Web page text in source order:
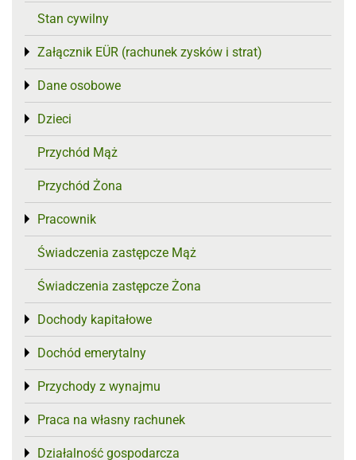
Stan cywilny
Załącznik EÜR (rachunek zysków i strat)
Toggle menu
Dane osobowe
Toggle menu
Dzieci
Toggle menu
Przychód Mąż
Przychód Żona
Pracownik
Toggle menu
Świadczenia zastępcze Mąż
Świadczenia zastępcze Żona
Dochody kapitałowe
Toggle menu
Dochód emerytalny
Toggle menu
Przychody z wynajmu
Toggle menu
Praca na własny rachunek
Toggle menu
Działalność gospodarcza
Toggle menu